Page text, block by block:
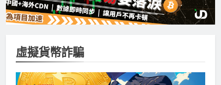
虛擬貨幣詐騙